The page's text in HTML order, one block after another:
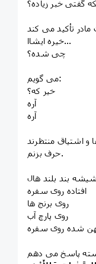
خیره ایشاا...
چی شده؟
می گویم:
خیر که؟
آره
آره
و اشتیاق منتظرند
حرف بزنم.
شیشه بند بلند هال
افتاده روی سفره
روی برنج ها
روی پارچ آب
پهن شده روی سفره